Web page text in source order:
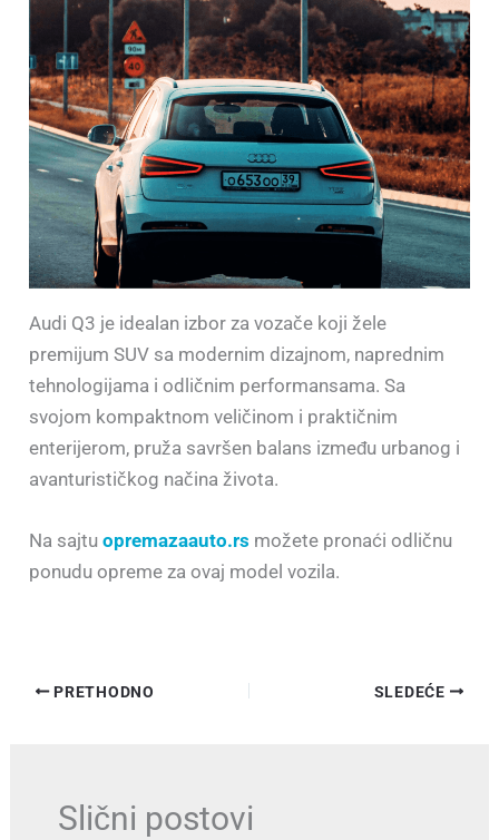
Audi Q3 je idealan izbor za vozače koji žele
premijum SUV sa modernim dizajnom, naprednim
tehnologijama i odličnim performansama. Sa
svojom kompaktnom veličinom i praktičnim
enterijerom, pruža savršen balans između urbanog i
avanturističkog načina života.
Na sajtu opremazaauto.rs možete pronaći odličnu
ponudu opreme za ovaj model vozila.
PRETHODNO SLEDEĆE
Slični postovi